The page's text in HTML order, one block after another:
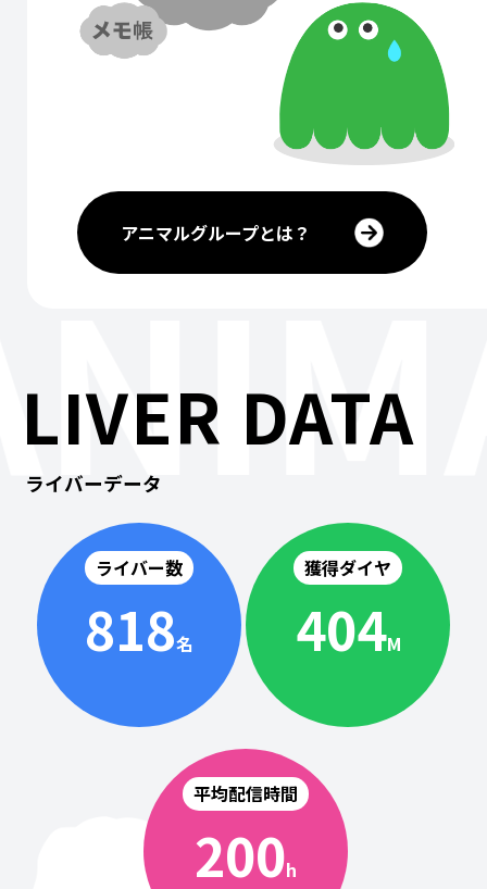
アニマルグループとは？
LIVER DATA
ライバーデータ
ライバー数
818名
獲得ダイヤ
404M
平均配信時間
200h